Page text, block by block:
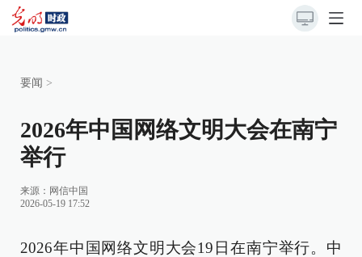
要闻 >
2026年中国网络文明大会在南宁
举行
来源： 网信中国
2026-05-19 17:52
2026年中国网络文明大会19日在南宁举行。中